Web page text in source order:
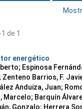
de 1
energético
Espinosa
Zenteno Barrios, F.
Anduiza, Juan;
Marcelo; Barquín
Gonzalo; Herrera